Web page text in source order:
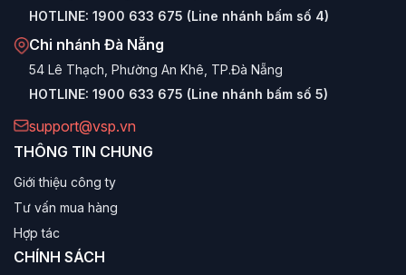
HOTLINE: 1900 633 675 (Line nhánh bấm số 4)
Chi nhánh Đà Nẵng
54 Lê Thạch, Phường An Khê, TP.Đà Nẵng
HOTLINE: 1900 633 675 (Line nhánh bấm số 5)
support@vsp.vn
THÔNG TIN CHUNG
Giới thiệu công ty
Tư vấn mua hàng
Hợp tác
CHÍNH SÁCH